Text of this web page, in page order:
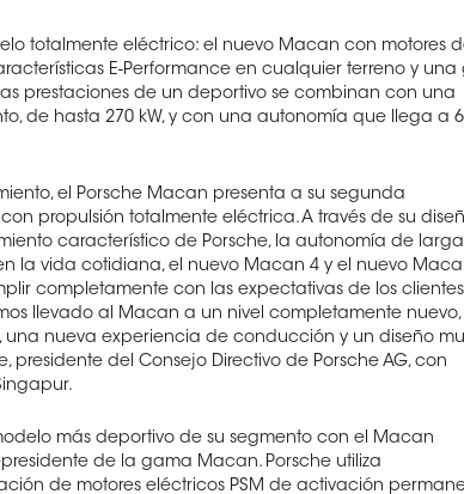
totalmente eléctrico: el nuevo Macan con motores
E-Performance en cualquier terreno y una
prestaciones de un deportivo se combinan con una
de hasta 270 kW, y con una autonomía que llega a
el Porsche Macan presenta a su segunda
propulsión totalmente eléctrica. A través de su
característico de Porsche, la autonomía de larga
la vida cotidiana, el nuevo Macan 4 y el nuevo
completamente con las expectativas de los
llevado al Macan a un nivel completamente
una nueva experiencia de conducción y un diseño
presidente del Consejo Directivo de Porsche AG, con
más deportivo de su segmento con el Macan
de la gama Macan. Porsche utiliza
de motores eléctricos PSM de activación